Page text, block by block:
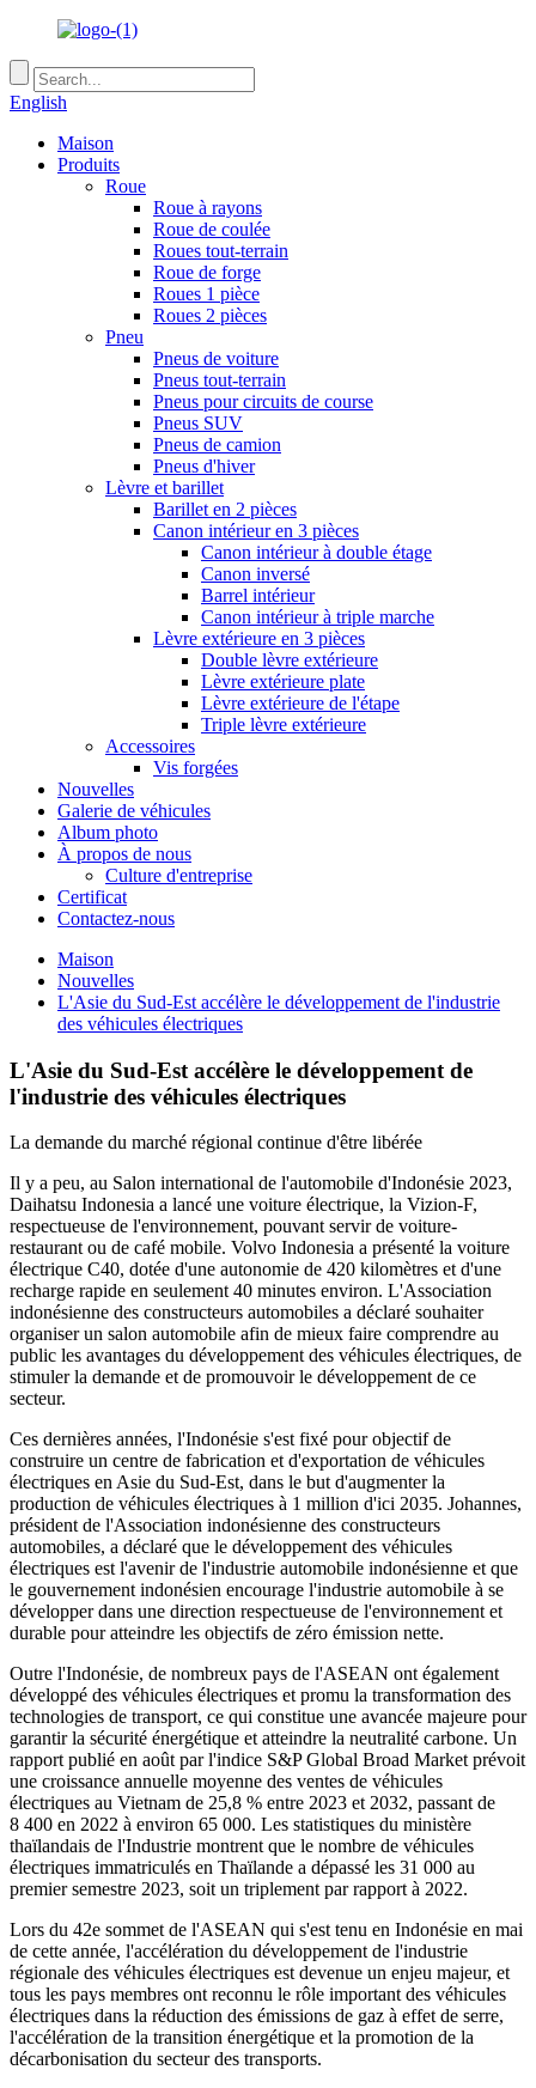
English
Maison
Produits
Roue
Roue à rayons
Roue de coulée
Roues tout-terrain
Roue de forge
Roues 1 pièce
Roues 2 pièces
Pneu
Pneus de voiture
Pneus tout-terrain
Pneus pour circuits de course
Pneus SUV
Pneus de camion
Pneus d'hiver
Lèvre et barillet
Barillet en 2 pièces
Canon intérieur en 3 pièces
Canon intérieur à double étage
Canon inversé
Barrel intérieur
Canon intérieur à triple marche
Lèvre extérieure en 3 pièces
Double lèvre extérieure
Lèvre extérieure plate
Lèvre extérieure de l'étape
Triple lèvre extérieure
Accessoires
Vis forgées
Nouvelles
Galerie de véhicules
Album photo
À propos de nous
Culture d'entreprise
Certificat
Contactez-nous
Maison
Nouvelles
L'Asie du Sud-Est accélère le développement de l'industrie
des véhicules électriques
L'Asie du Sud-Est accélère le développement de
l'industrie des véhicules électriques
La demande du marché régional continue d'être libérée
Il y a peu, au Salon international de l'automobile d'Indonésie 2023,
Daihatsu Indonesia a lancé une voiture électrique, la Vizion-F,
respectueuse de l'environnement, pouvant servir de voiture-
restaurant ou de café mobile. Volvo Indonesia a présenté la voiture
électrique C40, dotée d'une autonomie de 420 kilomètres et d'une
recharge rapide en seulement 40 minutes environ. L'Association
indonésienne des constructeurs automobiles a déclaré souhaiter
organiser un salon automobile afin de mieux faire comprendre au
public les avantages du développement des véhicules électriques, de
stimuler la demande et de promouvoir le développement de ce
secteur.
Ces dernières années, l'Indonésie s'est fixé pour objectif de
construire un centre de fabrication et d'exportation de véhicules
électriques en Asie du Sud-Est, dans le but d'augmenter la
production de véhicules électriques à 1 million d'ici 2035. Johannes,
président de l'Association indonésienne des constructeurs
automobiles, a déclaré que le développement des véhicules
électriques est l'avenir de l'industrie automobile indonésienne et que
le gouvernement indonésien encourage l'industrie automobile à se
développer dans une direction respectueuse de l'environnement et
durable pour atteindre les objectifs de zéro émission nette.
Outre l'Indonésie, de nombreux pays de l'ASEAN ont également
développé des véhicules électriques et promu la transformation des
technologies de transport, ce qui constitue une avancée majeure pour
garantir la sécurité énergétique et atteindre la neutralité carbone. Un
rapport publié en août par l'indice S&P Global Broad Market prévoit
une croissance annuelle moyenne des ventes de véhicules
électriques au Vietnam de 25,8 % entre 2023 et 2032, passant de
8 400 en 2022 à environ 65 000. Les statistiques du ministère
thaïlandais de l'Industrie montrent que le nombre de véhicules
électriques immatriculés en Thaïlande a dépassé les 31 000 au
premier semestre 2023, soit un triplement par rapport à 2022.
Lors du 42e sommet de l'ASEAN qui s'est tenu en Indonésie en mai
de cette année, l'accélération du développement de l'industrie
régionale des véhicules électriques est devenue un enjeu majeur, et
tous les pays membres ont reconnu le rôle important des véhicules
électriques dans la réduction des émissions de gaz à effet de serre,
l'accélération de la transition énergétique et la promotion de la
décarbonisation du secteur des transports.